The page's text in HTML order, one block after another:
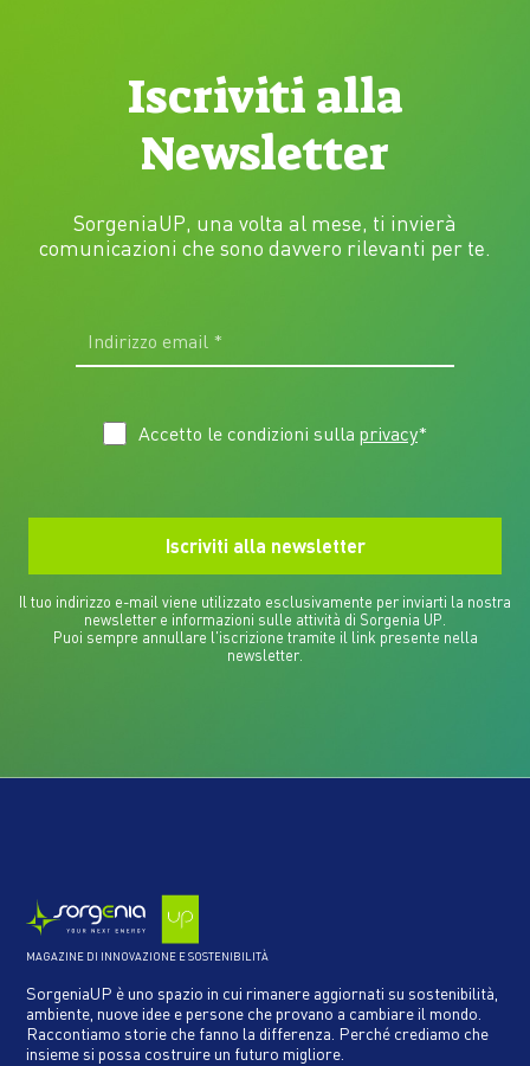
Iscriviti alla
Newsletter
SorgeniaUP, una volta al mese, ti invierà
comunicazioni che sono davvero rilevanti per te.
Accetto le condizioni sulla privacy*
Il tuo indirizzo e-mail viene utilizzato esclusivamente per inviarti la nostra
newsletter e informazioni sulle attività di Sorgenia UP.
Puoi sempre annullare l'iscrizione tramite il link presente nella
newsletter.
MAGAZINE DI INNOVAZIONE E SOSTENIBILITÀ
SorgeniaUP è uno spazio in cui rimanere aggiornati su sostenibilità,
ambiente, nuove idee e persone che provano a cambiare il mondo.
Raccontiamo storie che fanno la differenza. Perché crediamo che
insieme si possa costruire un futuro migliore.